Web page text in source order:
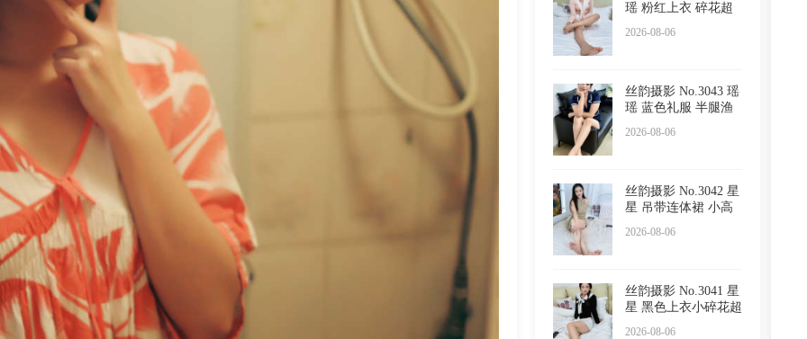
瑶 粉红上衣 碎花超
2026-08-06
丝韵摄影 No.3043 瑶
瑶 蓝色礼服 半腿渔
2026-08-06
丝韵摄影 No.3042 星
星 吊带连体裙 小高
2026-08-06
丝韵摄影 No.3041 星
星 黑色上衣小碎花超
2026-08-06